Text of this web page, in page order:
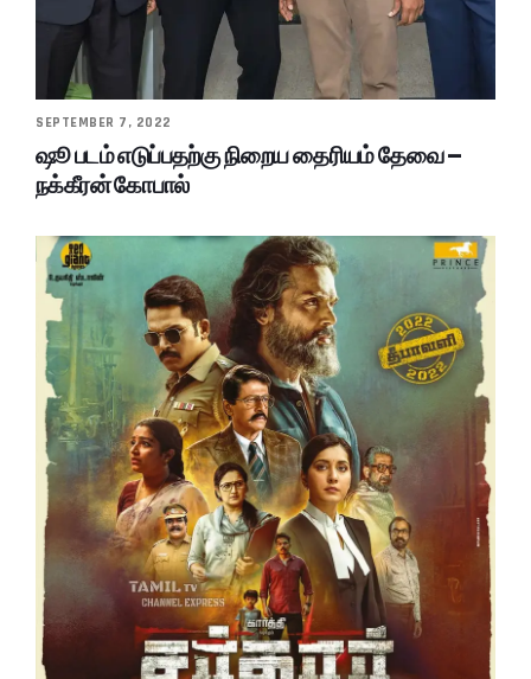
SEPTEMBER 7, 2022
ஷூ படம் எடுப்பதற்கு நிறைய தைரியம் தேவை –
நக்கீரன் கோபால்